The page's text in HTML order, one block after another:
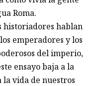
Roma.
historiadores hablan
emperadores y los
del imperio,
ensayo baja a la
la vida de nuestros